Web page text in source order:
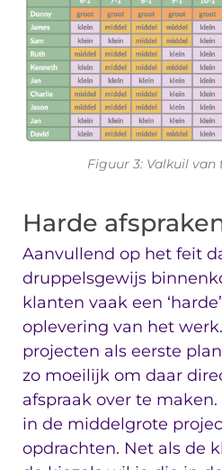
Figuur 3: Valkuil van
Harde
Aanvullend op het feit
druppelsgewijs
klanten vaak een
oplevering van het
projecten als eerste
zo moeilijk om daar
afspraak over te
in de middelgrote
opdrachten. Net als de